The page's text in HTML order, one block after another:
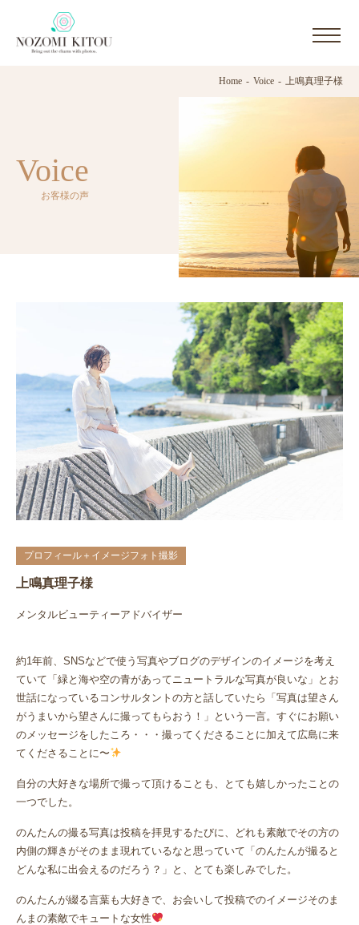
Home Voice 上鳴真理子様
Voice
お客様の声
プロフィール＋イメージフォト撮影
上鳴真理子様
メンタルビューティーアドバイザー
約1年前、SNSなどで使う写真やブログのデザインのイメージを考え
ていて「緑と海や空の青があってニュートラルな写真が良いな」とお
世話になっているコンサルタントの方と話していたら「写真は望さん
がうまいから望さんに撮ってもらおう！」という一言。すぐにお願い
のメッセージをしたころ・・・撮ってくださることに加えて広島に来
てくださることに〜
自分の大好きな場所で撮って頂けることも、とても嬉しかったことの
一つでした。
のんたんの撮る写真は投稿を拝見するたびに、どれも素敵でその方の
内側の輝きがそのまま現れているなと思っていて「のんたんが撮ると
どんな私に出会えるのだろう？」と、とても楽しみでした。
のんたんが綴る言葉も大好きで、お会いして投稿でのイメージそのま
んまの素敵でキュートな女性